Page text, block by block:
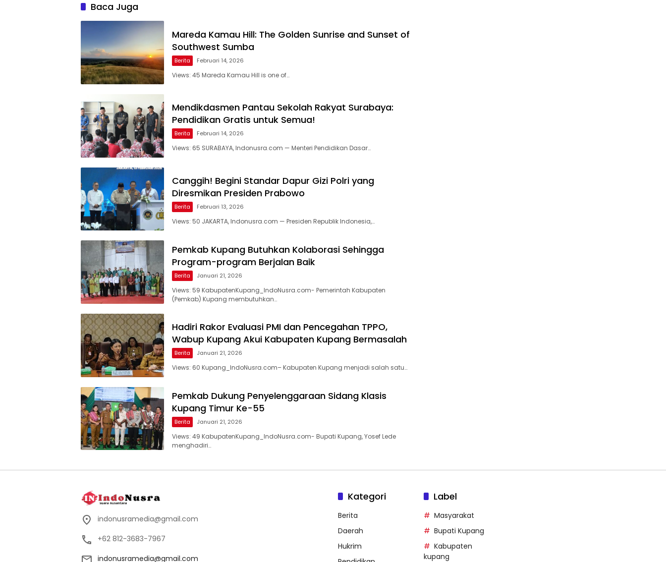
Baca Juga
Mareda Kamau Hill: The Golden Sunrise and Sunset of
Southwest Sumba
Berita Februari 14, 2026
Views: 45 Mareda Kamau Hill is one of…
Mendikdasmen Pantau Sekolah Rakyat Surabaya:
Pendidikan Gratis untuk Semua!
Berita Februari 14, 2026
Views: 65 SURABAYA, Indonusra.com — Menteri Pendidikan Dasar…
Canggih! Begini Standar Dapur Gizi Polri yang
Diresmikan Presiden Prabowo
Berita Februari 13, 2026
Views: 50 JAKARTA, Indonusra.com — Presiden Republik Indonesia,…
Pemkab Kupang Butuhkan Kolaborasi Sehingga
Program-program Berjalan Baik
Berita Januari 21, 2026
Views: 59 KabupatenKupang_IndoNusra.com- Pemerintah Kabupaten
(Pemkab) Kupang membutuhkan…
Hadiri Rakor Evaluasi PMI dan Pencegahan TPPO,
Wabup Kupang Akui Kabupaten Kupang Bermasalah
Berita Januari 21, 2026
Views: 60 Kupang_IndoNusra.com– Kabupaten Kupang menjadi salah satu…
Pemkab Dukung Penyelenggaraan Sidang Klasis
Kupang Timur Ke-55
Berita Januari 21, 2026
Views: 49 KabupatenKupang_IndoNusra.com- Bupati Kupang, Yosef Lede
menghadiri…
indonusramedia@gmail.com
+62 812-3683-7967
indonusramedia@gmail.com
Kategori
Berita
Daerah
Hukrim
Label
Masyarakat
Bupati Kupang
Kabupaten
kupang